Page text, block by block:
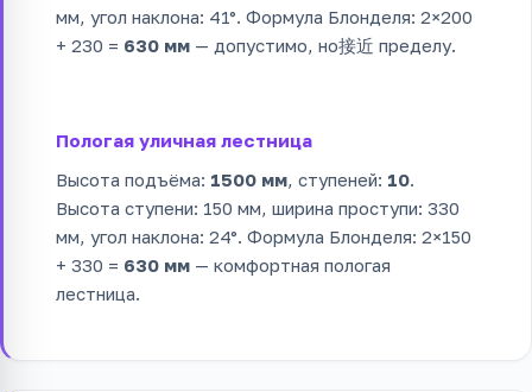
мм, угол наклона: 41°. Формула Блонделя: 2×200
+ 230 = 630 мм — допустимо, но接近 пределу.
Пологая уличная лестница
Высота подъёма: 1500 мм, ступеней: 10.
Высота ступени: 150 мм, ширина проступи: 330
мм, угол наклона: 24°. Формула Блонделя: 2×150
+ 330 = 630 мм — комфортная пологая
лестница.